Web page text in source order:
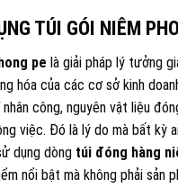
TÚI GÓI NIÊM
pe là giải pháp lý tưởng
hóa của các cơ sở kinh
công, nguyên vật liệu
việc. Đó là lý do mà bất kỳ
dụng dòng túi đóng hàng
nổi bật mà không phải sản